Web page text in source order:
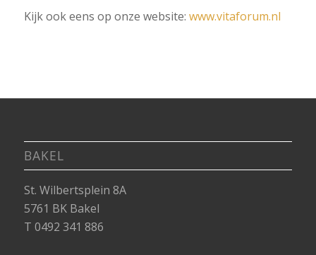
Kijk ook eens op onze website: www.vitaforum.nl
BAKEL
St. Wilbertsplein 8A
5761 BK Bakel
T 0492 341 886